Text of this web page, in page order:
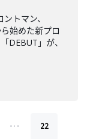
トマン、
始めた新プロ
DEBUT」が、
… 22